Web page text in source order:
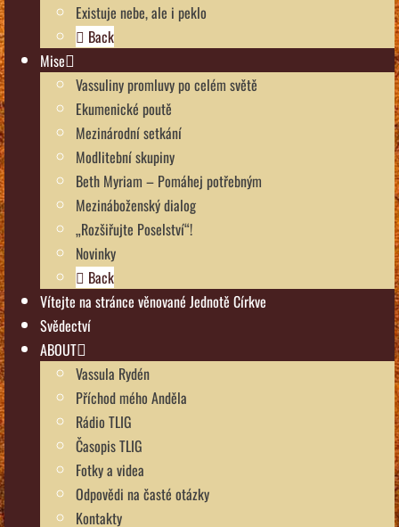
Existuje nebe, ale i peklo
Back
Mise
Vassuliny promluvy po celém světě
Ekumenické poutě
Mezinárodní setkání
Modlitební skupiny
Beth Myriam – Pomáhej potřebným
Mezináboženský dialog
„Rozšiřujte Poselství“!
Novinky
Back
Vítejte na stránce věnované Jednotě Církve
Svědectví
ABOUT
Vassula Rydén
Příchod mého Anděla
Rádio TLIG
Časopis TLIG
Fotky a videa
Odpovědi na časté otázky
Kontakty